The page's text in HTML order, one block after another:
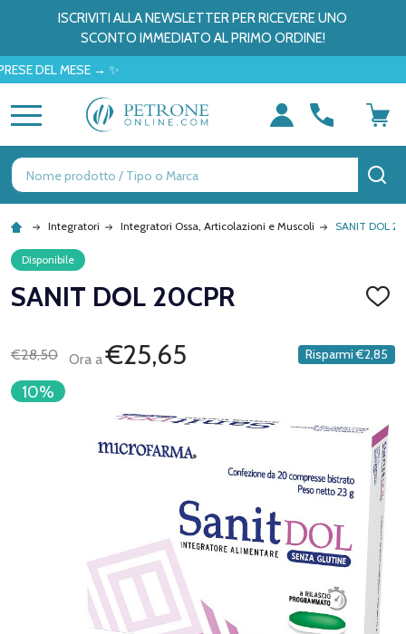
ISCRIVITI ALLA NEWSLETTER PER RICEVERE UNO
SCONTO IMMEDIATO AL PRIMO ORDINE!
MESE → ✨
Ricerca
Integratori Integratori Ossa, Articolazioni e Muscoli SANIT DOL
Disponibile
SANIT DOL 20CPR
DEI
€28,50 Ora a€25,65 Risparmi €2,85
10%